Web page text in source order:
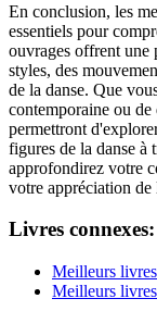
En conclusion, les
essentiels pour
ouvrages offrent une
styles, des
de la danse. Que
contemporaine ou
permettront
figures de la danse à
approfondirez votre
votre appréciation de
Livres connexes:
Meilleurs
Meilleurs